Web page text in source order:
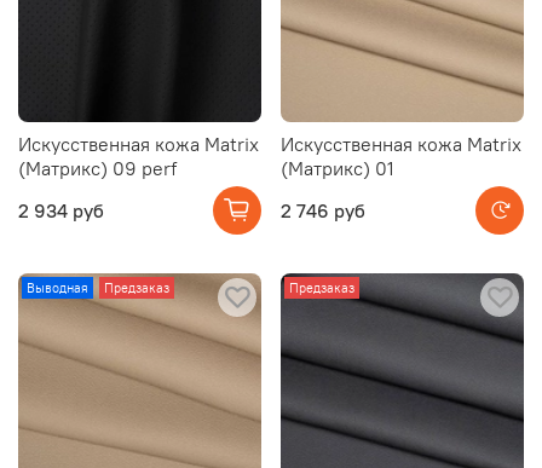
Искусственная кожа Matrix
(Матрикс) 09 perf
2 934 руб
Искусственная кожа Matrix
(Матрикс) 01
2 746 руб
Выводная Предзаказ Предзаказ